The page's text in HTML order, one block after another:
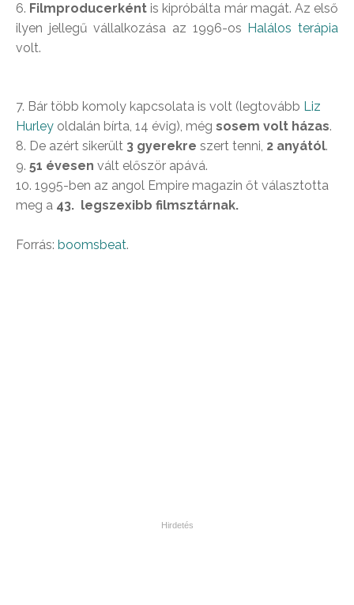
6. Filmproducerként is kipróbálta már magát. Az első
ilyen jellegű vállalkozása az 1996-os Halálos terápia
volt.
7. Bár több komoly kapcsolata is volt (legtovább Liz
Hurley oldalán bírta, 14 évig), még sosem volt házas.
8. De azért sikerült 3 gyerekre szert tenni, 2 anyától.
9. 51 évesen vált először apává.
10. 1995-ben az angol Empire magazin őt választotta
meg a 43. legszexibb filmsztárnak.
Forrás: boomsbeat.